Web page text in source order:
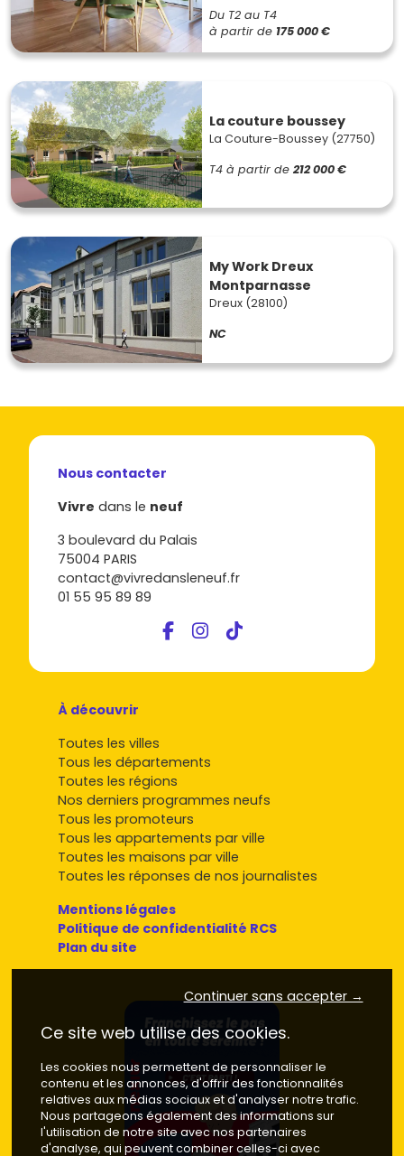
Du T2 au T4
à partir de 175 000 €
La couture boussey
La Couture-Boussey (27750)
T4 à partir de 212 000 €
My Work Dreux
Montparnasse
Dreux (28100)
NC
Nous contacter
Vivre dans le neuf
3 boulevard du Palais
75004 PARIS
contact@vivredansleneuf.fr
01 55 95 89 89
À découvrir
Toutes les villes
Tous les départements
Toutes les régions
Nos derniers programmes neufs
Tous les promoteurs
Tous les appartements par ville
Toutes les maisons par ville
Toutes les réponses de nos journalistes
Mentions légales
Politique de confidentialité RCS
Plan du site
Continuer sans accepter →
Ce site web utilise des cookies.
Les cookies nous permettent de personnaliser le
contenu et les annonces, d'offrir des fonctionnalités
relatives aux médias sociaux et d'analyser notre trafic.
Nous partageons également des informations sur
l'utilisation de notre site avec nos partenaires
d'analyse, qui peuvent combiner celles-ci avec